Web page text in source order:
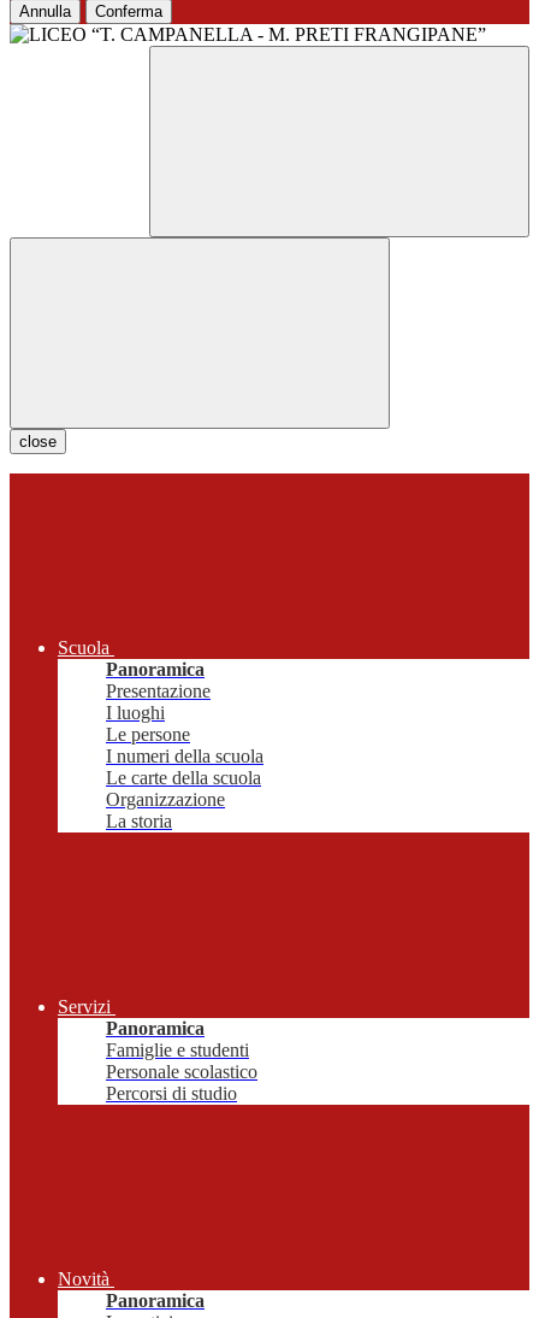
Annulla Conferma
close
Scuola
Panoramica
Presentazione
I luoghi
Le persone
I numeri della scuola
Le carte della scuola
Organizzazione
La storia
Servizi
Panoramica
Famiglie e studenti
Personale scolastico
Percorsi di studio
Novità
Panoramica